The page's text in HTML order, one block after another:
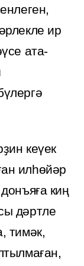
ир
ата-
кеүек
илһөйәр
киң
дәртле
тимәк,